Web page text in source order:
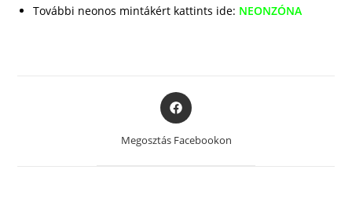
További neonos mintákért kattints ide: NEONZÓNA
Opens
in
a
Megosztás Facebookon